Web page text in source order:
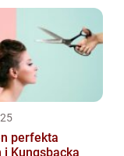
perfekta
Kungsbacka